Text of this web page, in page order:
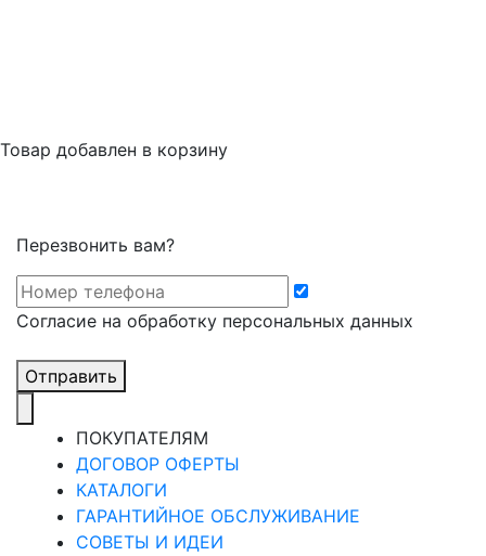
Товар добавлен в корзину
Перезвонить вам?
Cогласие на обработку персональных данных
Отправить
ПОКУПАТЕЛЯМ
ДОГОВОР ОФЕРТЫ
КАТАЛОГИ
ГАРАНТИЙНОЕ ОБСЛУЖИВАНИЕ
СОВЕТЫ И ИДЕИ